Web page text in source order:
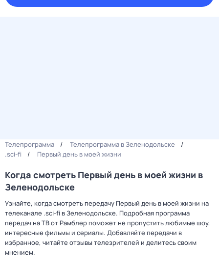
Телепрограмма
Телепрограмма в Зеленодольске
.sci-fi
Первый день в моей жизни
Когда смотреть Первый день в моей жизни в
Зеленодольске
Узнайте, когда смотреть передачу Первый день в моей жизни на
телеканале .sci-fi в Зеленодольске. Подробная программа
передач на ТВ от Рамблер поможет не пропустить любимые шоу,
интересные фильмы и сериалы. Добавляйте передачи в
избранное, читайте отзывы телезрителей и делитесь своим
мнением.